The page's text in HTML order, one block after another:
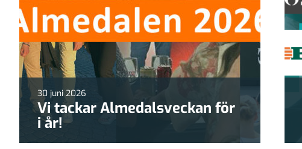
30 juni 2026
Vi tackar Almedalsveckan för
i år!